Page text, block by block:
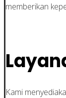
memberikan
Kami